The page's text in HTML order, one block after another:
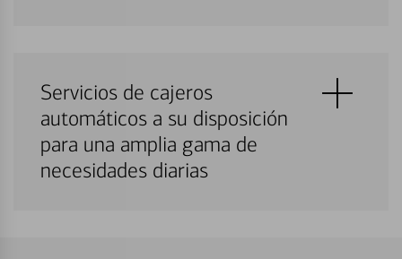
Servicios de cajeros
automáticos a su disposición
para una amplia gama de
necesidades diarias